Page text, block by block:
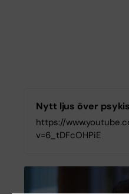
Nytt ljus över
https://
v=6_tDFcOHPiE